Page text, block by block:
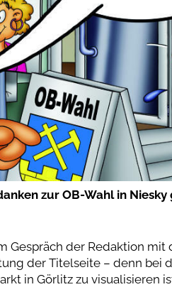
zur OB-Wahl in
Gespräch der Redaktion
der Titelseite – denn bei
in Görlitz zu visualisieren